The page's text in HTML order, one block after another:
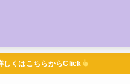
くはこちらからClick